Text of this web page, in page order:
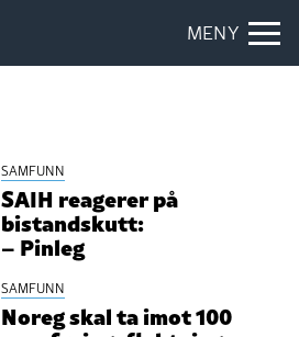
MENY
SAMFUNN
SAIH reagerer på
bistandskutt:
– Pinleg
SAMFUNN
Noreg skal ta imot 100